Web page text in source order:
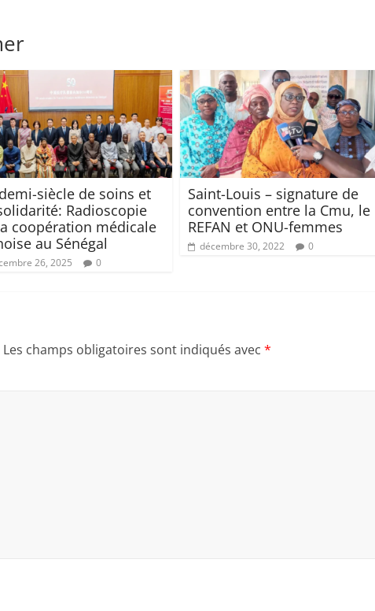
siècle de soins et
Radioscopie
coopération médicale
au Sénégal
26, 2025 0
Saint-Louis – signature de
convention entre la Cmu, le
REFAN et ONU-femmes
décembre 30, 2022 0
Les champs obligatoires sont indiqués avec *